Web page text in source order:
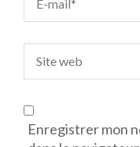
Enregistrer mon